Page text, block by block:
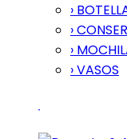
›
›
›
› VASOS